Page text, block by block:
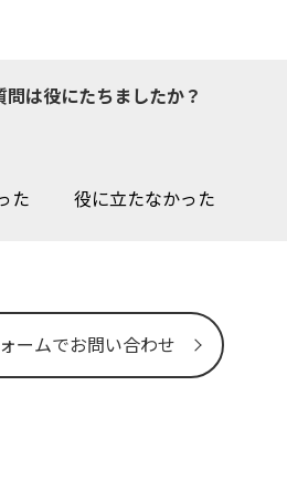
問は役にたちましたか？
た 役に立たなかった
ームでお問い合わせ